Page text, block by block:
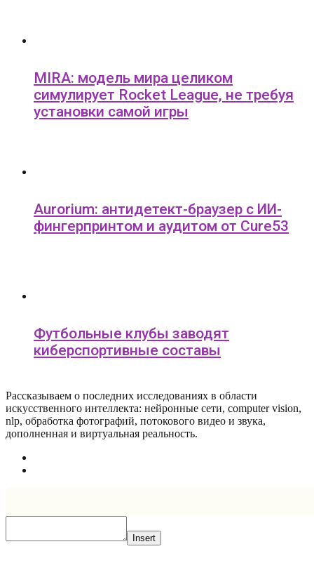
MIRA: модель мира целиком
симулирует Rocket League, не требуя
установки самой игры
Aurorium: антидетект-браузер с ИИ-
фингерпринтом и аудитом от Cure53
Футбольные клубы заводят
киберспортивные составы
Рассказываем о последних исследованиях в области
искусcтвенного интеллекта: нейронные сети, computer vision,
nlp, обработка фотографий, потокового видео и звука,
дополненная и виртуальная реальность.
Insert